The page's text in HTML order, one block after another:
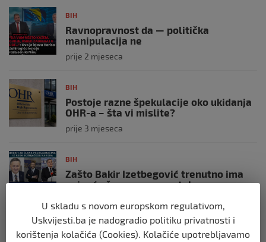
BIH
Ravnopravnost da — politička
manipulacija ne
prije 2 mjeseca
BIH
Postoje razne špekulacije oko ukidanja
OHR-a – šta vi mislite?
prije 3 mjeseca
BIH
Zašto Bakir Izetbegović trenutno ima
najveće šanse za povratak u
prije 3 mjeseca
U skladu s novom europskom regulativom,
Uskvijesti.ba je nadogradio politiku privatnosti i
korištenja kolačića (Cookies). Kolačiće upotrebljavamo